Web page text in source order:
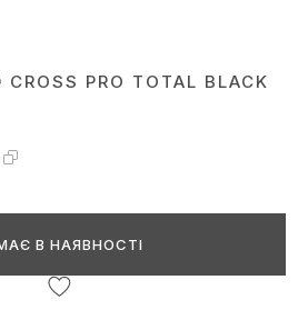
CROSS PRO TOTAL BLACK
В НАЯВНОСТІ